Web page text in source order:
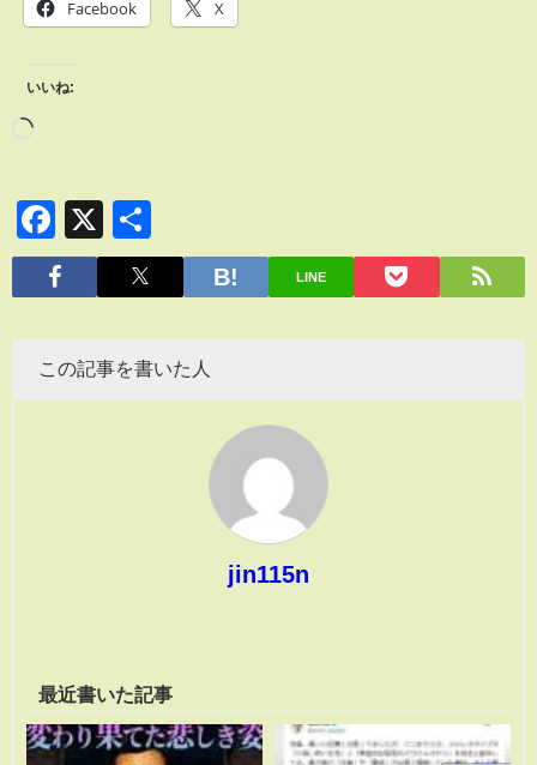
Facebook X
いいね:
Facebook
X
有
LINE
この記事を書いた人
jin115n
最近書いた記事